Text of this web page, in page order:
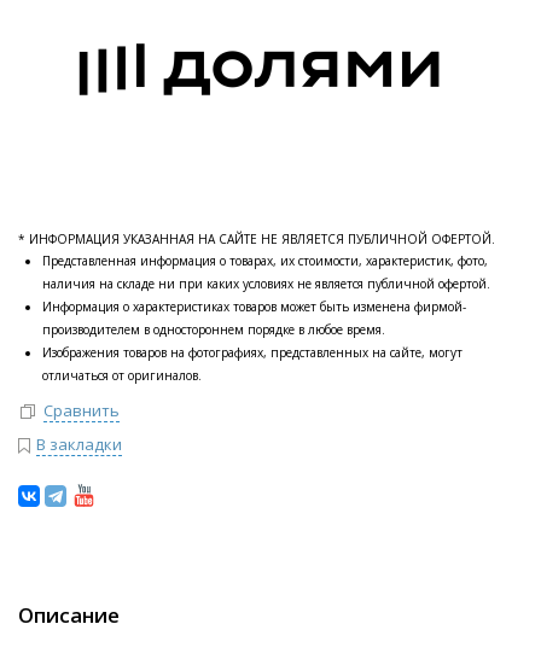
* ИНФОРМАЦИЯ УКАЗАННАЯ НА САЙТЕ НЕ ЯВЛЯЕТСЯ ПУБЛИЧНОЙ ОФЕРТОЙ.
Представленная информация о товарах, их стоимости, характеристик, фото,
наличия на складе ни при каких условиях не является публичной офертой.
Информация о характеристиках товаров может быть изменена фирмой-
производителем в одностороннем порядке в любое время.
Изображения товаров на фотографиях, представленных на сайте, могут
отличаться от оригиналов.
Сравнить
В закладки
Описание